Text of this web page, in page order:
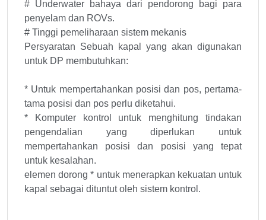
# Underwater bahaya dari pendorong bagi para
penyelam dan ROVs.
# Tinggi pemeliharaan sistem mekanis
Persyaratan Sebuah kapal yang akan digunakan
untuk DP membutuhkan:
* Untuk mempertahankan posisi dan pos, pertama-
tama posisi dan pos perlu diketahui.
* Komputer kontrol untuk menghitung tindakan
pengendalian yang diperlukan untuk
mempertahankan posisi dan posisi yang tepat
untuk kesalahan.
elemen dorong * untuk menerapkan kekuatan untuk
kapal sebagai dituntut oleh sistem kontrol.